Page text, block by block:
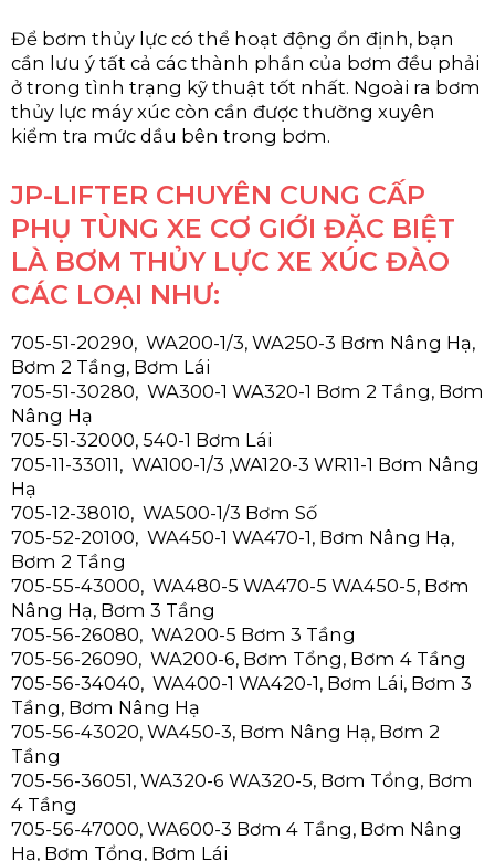
Để bơm thủy lực có thể hoạt động ổn định, bạn
cần lưu ý tất cả các thành phần của bơm đều phải
ở trong tình trạng kỹ thuật tốt nhất. Ngoài ra bơm
thủy lực máy xúc còn cần được thường xuyên
kiểm tra mức dầu bên trong bơm.
JP-LIFTER CHUYÊN CUNG CẤP
PHỤ TÙNG XE CƠ GIỚI ĐẶC BIỆT
LÀ BƠM THỦY LỰC XE XÚC ĐÀO
CÁC LOẠI NHƯ:
705-51-20290, WA200-1/3, WA250-3 Bơm Nâng Hạ,
Bơm 2 Tầng, Bơm Lái
705-51-30280, WA300-1 WA320-1 Bơm 2 Tầng, Bơm
Nâng Hạ
705-51-32000, 540-1 Bơm Lái
705-11-33011, WA100-1/3 ,WA120-3 WR11-1 Bơm Nâng
Hạ
705-12-38010, WA500-1/3 Bơm Số
705-52-20100, WA450-1 WA470-1, Bơm Nâng Hạ,
Bơm 2 Tầng
705-55-43000, WA480-5 WA470-5 WA450-5, Bơm
Nâng Hạ, Bơm 3 Tầng
705-56-26080, WA200-5 Bơm 3 Tầng
705-56-26090, WA200-6, Bơm Tổng, Bơm 4 Tầng
705-56-34040, WA400-1 WA420-1, Bơm Lái, Bơm 3
Tầng, Bơm Nâng Hạ
705-56-43020, WA450-3, Bơm Nâng Hạ, Bơm 2
Tầng
705-56-36051, WA320-6 WA320-5, Bơm Tổng, Bơm
4 Tầng
705-56-47000, WA600-3 Bơm 4 Tầng, Bơm Nâng
Hạ, Bơm Tổng, Bơm Lái